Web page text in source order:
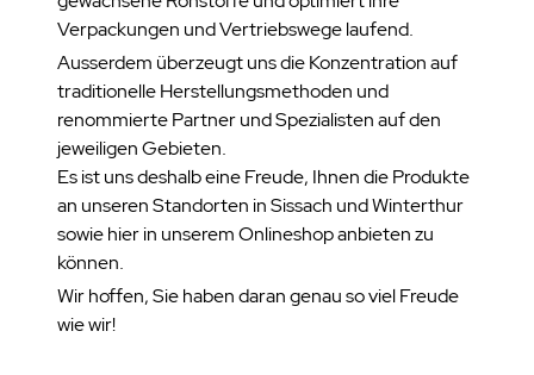
Verpackungen und Vertriebswege laufend.
Ausserdem überzeugt uns die Konzentration auf
traditionelle Herstellungsmethoden und
renommierte Partner und Spezialisten auf den
jeweiligen Gebieten.
Es ist uns deshalb eine Freude, Ihnen die Produkte
an unseren Standorten in Sissach und Winterthur
sowie hier in unserem Onlineshop anbieten zu
können.
Wir hoffen, Sie haben daran genau so viel Freude
wie wir!